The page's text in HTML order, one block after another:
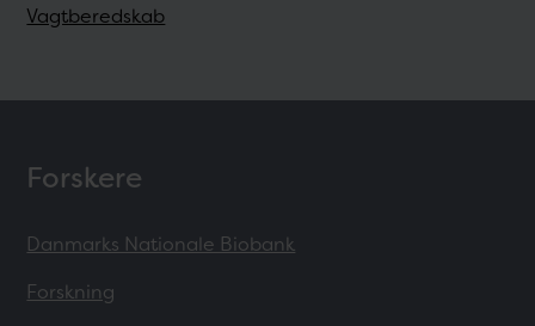
Vagtberedskab
Forskere
Danmarks Nationale Biobank
Forskning